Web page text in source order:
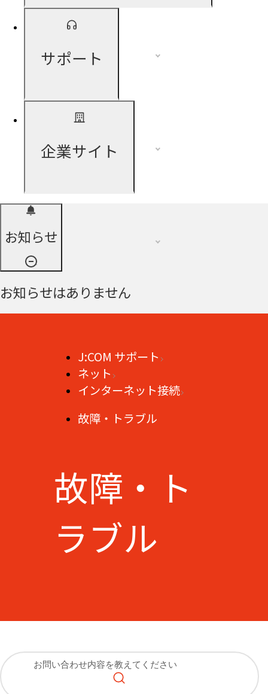
サポート
企業サイト
お知らせ
お知らせはありません
J:COM サポート
ネット
インターネット接続
故障・トラブル
故障・ト
ラブル